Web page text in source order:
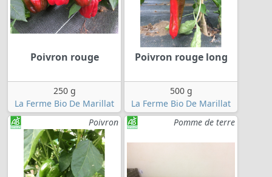
Poivron rouge
250 g
La Ferme Bio De Marillat
Poivron rouge long
500 g
La Ferme Bio De Marillat
Poivron
Pomme de terre